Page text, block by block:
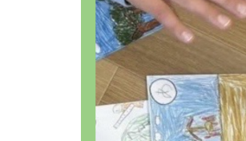
未就学児のお子さま